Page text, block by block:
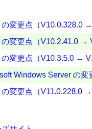
変更点（V10.0.328.0
変更点（V10.2.41.0 →
変更点（V10.3.5.0 →
Windows Server の
変更点（V11.0.228.0